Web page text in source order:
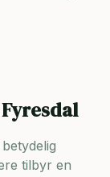
Fyresdal
tilbyr en